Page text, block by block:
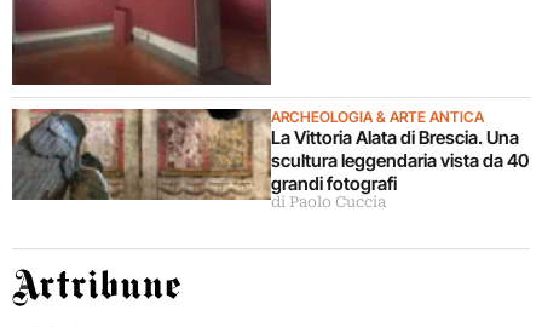
ARCHEOLOGIA & ARTE ANTICA
La Vittoria Alata di Brescia. Una
scultura leggendaria vista da 40
grandi fotografi
di Paolo Cuccia
Artribune